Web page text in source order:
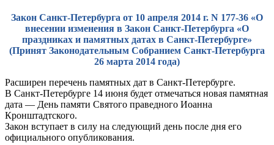
Закон Санкт-Петербурга от 10 апреля 2014 г. N 177-36 «О
внесении изменения в Закон Санкт-Петербурга «О
праздниках и памятных датах в Санкт-Петербурге»
(Принят Законодательным Собранием Санкт-Петербурга
26 марта 2014 года)
Расширен перечень памятных дат в Санкт-Петербурге.
В Санкт-Петербурге 14 июня будет отмечаться новая памятная
дата — День памяти Святого праведного Иоанна
Кронштадтского.
Закон вступает в силу на следующий день после дня его
официального опубликования.